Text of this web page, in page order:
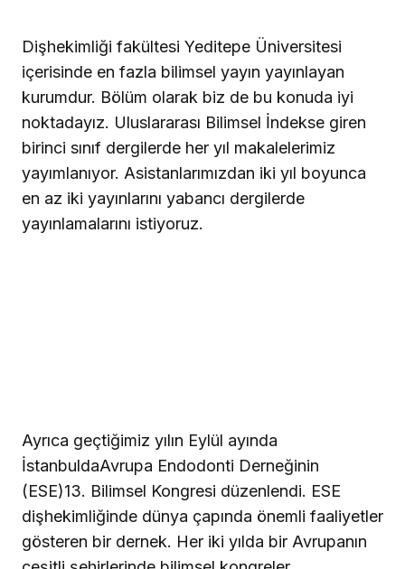
Dişhekimliği fakültesi Yeditepe Üniversitesi
içerisinde en fazla bilimsel yayın yayınlayan
kurumdur. Bölüm olarak biz de bu konuda iyi
noktadayız. Uluslararası Bilimsel İndekse giren
birinci sınıf dergilerde her yıl makalelerimiz
yayımlanıyor. Asistanlarımızdan iki yıl boyunca
en az iki yayınlarını yabancı dergilerde
yayınlamalarını istiyoruz.
Ayrıca geçtiğimiz yılın Eylül ayında
İstanbuldaAvrupa Endodonti Derneğinin
(ESE)13. Bilimsel Kongresi düzenlendi. ESE
dişhekimliğinde dünya çapında önemli faaliyetler
gösteren bir dernek. Her iki yılda bir Avrupanın